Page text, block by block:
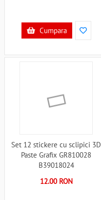
Cumpara
Set 12 stickere cu sclipici 3D
Paste Grafix GR810028
B39018024
12.00 RON